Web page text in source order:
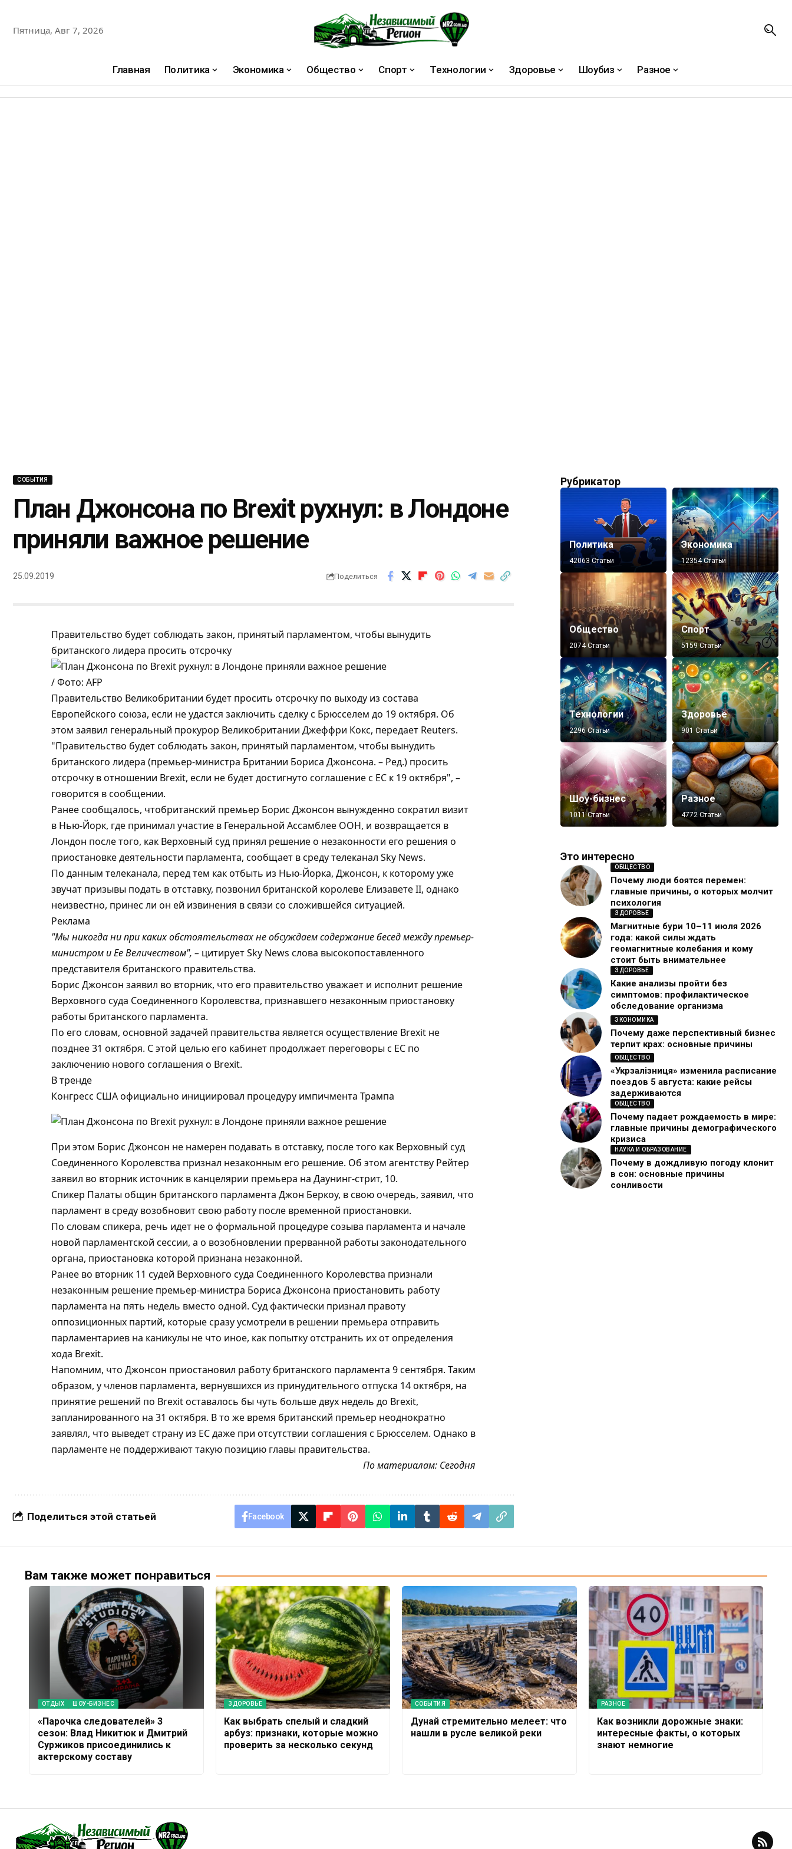
Пятница, Авг 7, 2026
Главная Политика Экономика Общество Спорт Технологии Здоровье Шоубиз Разное
СОБЫТИЯ
План Джонсона по Brexit рухнул: в Лондоне
приняли важное решение
25.09.2019 Поделиться
Правительство будет соблюдать закон, принятый парламентом, чтобы вынудить
британского лидера просить отсрочку
/ Фото: AFP
Правительство Великобритании будет просить отсрочку по выходу из состава
Европейского союза, если не удастся заключить сделку с Брюсселем до 19 октября. Об
этом заявил генеральный прокурор Великобритании Джеффри Кокс, передает Reuters.
"Правительство будет соблюдать закон, принятый парламентом, чтобы вынудить
британского лидера (премьер-министра Британии Бориса Джонсона. – Ред.) просить
отсрочку в отношении Brexit, если не будет достигнуто соглашение с ЕС к 19 октября", –
говорится в сообщении.
Ранее сообщалось, чтобританский премьер Борис Джонсон вынужденно сократил визит
в Нью-Йорк, где принимал участие в Генеральной Ассамблее ООН, и возвращается в
Лондон после того, как Верховный суд принял решение о незаконности его решения о
приостановке деятельности парламента, сообщает в среду телеканал Sky News.
По данным телеканала, перед тем как отбыть из Нью-Йорка, Джонсон, к которому уже
звучат призывы подать в отставку, позвонил британской королеве Елизавете II, однако
неизвестно, принес ли он ей извинения в связи со сложившейся ситуацией.
Реклама
"Мы никогда ни при каких обстоятельствах не обсуждаем содержание бесед между премьер-
министром и Ее Величеством", – цитирует Sky News слова высокопоставленного
представителя британского правительства.
Борис Джонсон заявил во вторник, что его правительство уважает и исполнит решение
Верховного суда Соединенного Королевства, признавшего незаконным приостановку
работы британского парламента.
По его словам, основной задачей правительства является осуществление Brexit не
позднее 31 октября. С этой целью его кабинет продолжает переговоры с ЕС по
заключению нового соглашения о Brexit.
В тренде
Конгресс США официально инициировал процедуру импичмента Трампа
При этом Борис Джонсон не намерен подавать в отставку, после того как Верховный суд
Соединенного Королевства признал незаконным его решение. Об этом агентству Рейтер
заявил во вторник источник в канцелярии премьера на Даунинг-стрит, 10.
Спикер Палаты общин британского парламента Джон Беркоу, в свою очередь, заявил, что
парламент в среду возобновит свою работу после временной приостановки.
По словам спикера, речь идет не о формальной процедуре созыва парламента и начале
новой парламентской сессии, а о возобновлении прерванной работы законодательного
органа, приостановка которой признана незаконной.
Ранее во вторник 11 судей Верховного суда Соединенного Королевства признали
незаконным решение премьер-министра Бориса Джонсона приостановить работу
парламента на пять недель вместо одной. Суд фактически признал правоту
оппозиционных партий, которые сразу усмотрели в решении премьера отправить
парламентариев на каникулы не что иное, как попытку отстранить их от определения
хода Brexit.
Напомним, что Джонсон приостановил работу британского парламента 9 сентября. Таким
образом, у членов парламента, вернувшихся из принудительного отпуска 14 октября, на
принятие решений по Brexit оставалось бы чуть больше двух недель до Brexit,
запланированного на 31 октября. В то же время британский премьер неоднократно
заявлял, что выведет страну из ЕС даже при отсутствии соглашения с Брюсселем. Однако в
парламенте не поддерживают такую позицию главы правительства.
По материалам: Сегодня
Поделиться этой статьей Facebook
Рубрикатор
Политика
42063 Статьи
Экономика
12354 Статьи
Общество
2074 Статьи
Спорт
5159 Статьи
Технологии
2296 Статьи
Здоровье
901 Статьи
Шоу-бизнес
1011 Статьи
Разное
4772 Статьи
Это интересно
ОБЩЕСТВО
Почему люди боятся перемен:
главные причины, о которых молчит
психология
ЗДОРОВЬЕ
Магнитные бури 10–11 июля 2026
года: какой силы ждать
геомагнитные колебания и кому
стоит быть внимательнее
ЗДОРОВЬЕ
Какие анализы пройти без
симптомов: профилактическое
обследование организма
ЭКОНОМИКА
Почему даже перспективный бизнес
терпит крах: основные причины
ОБЩЕСТВО
«Укрзалізниця» изменила расписание
поездов 5 августа: какие рейсы
задерживаются
ОБЩЕСТВО
Почему падает рождаемость в мире:
главные причины демографического
кризиса
НАУКА И ОБРАЗОВАНИЕ
Почему в дождливую погоду клонит
в сон: основные причины
сонливости
Вам также может понравиться
ОТДЫХ ШОУ-БИЗНЕС
«Парочка следователей» 3
сезон: Влад Никитюк и Дмитрий
Суржиков присоединились к
актерскому составу
ЗДОРОВЬЕ
Как выбрать спелый и сладкий
арбуз: признаки, которые можно
проверить за несколько секунд
СОБЫТИЯ
Дунай стремительно мелеет: что
нашли в русле великой реки
РАЗНОЕ
Как возникли дорожные знаки:
интересные факты, о которых
знают немногие